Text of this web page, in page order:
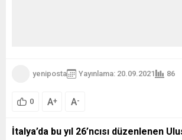
yeniposta Yayınlama: 20.09.2021 86
0 A+ A-
İtalya’da bu yıl 26’ncısı düzenlenen